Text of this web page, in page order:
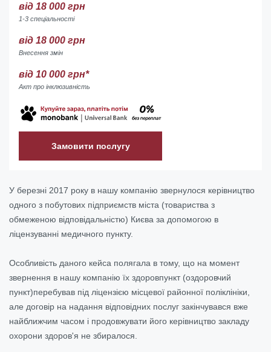
від 18 000 грн
1-3 спеціальності
від 18 000 грн
Внесення змін
від 10 000 грн*
Акт про інклюзивність
Замовити послугу
У березні 2017 року в нашу компанію звернулося керівництво
одного з побутових підприємств міста (товариства з
обмеженою відповідальністю) Києва за допомогою в
ліцензуванні медичного пункту.
Особливість даного кейса полягала в тому, що на момент
звернення в нашу компанію їх здоровпункт (оздоровчий
пункт)перебував під ліцензією місцевої районної поліклініки,
але договір на надання відповідних послуг закінчувався вже
найближчим часом і продовжувати його керівництво закладу
охорони здоров'я не збиралося.